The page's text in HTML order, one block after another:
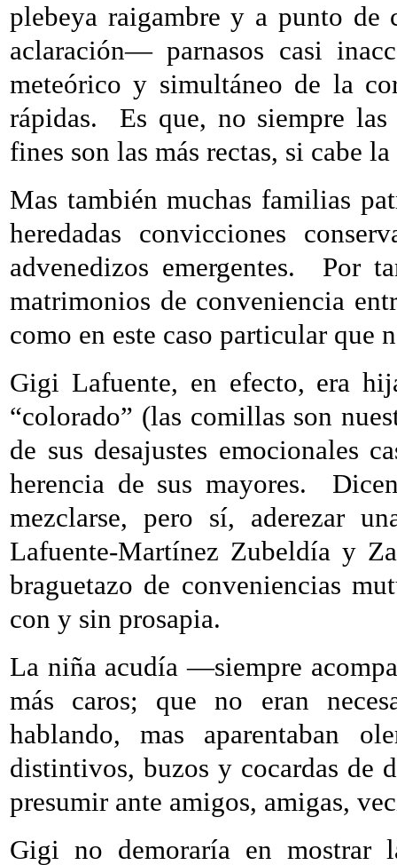
plebeya raigambre y a punto
aclaración— parnasos casi
meteórico y simultáneo de la
rápidas.
Es que, no siempre
fines son las más rectas, si cabe
Mas también muchas familias
heredadas convicciones
advenedizos emergentes.
Por
matrimonios de conveniencia
como en este caso particular que
Gigi Lafuente, en efecto, era
“colorado” (las comillas son
de sus desajustes emocionales
herencia de sus mayores.
mezclarse, pero sí, aderezar
Lafuente-Martínez Zubeldía y
braguetazo de conveniencias
con y sin prosapia.
La niña acudía —siempre
más caros; que no eran
hablando, mas aparentaban
distintivos, buzos y cocardas de
presumir ante amigos, amigas,
Gigi no demoraría en mostrar